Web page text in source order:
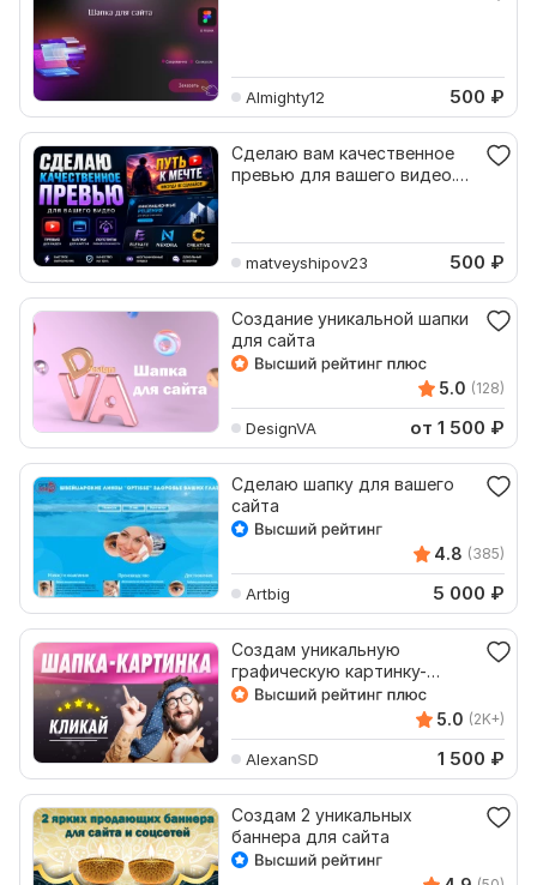
Almighty12 500 ₽
Сделаю вам качественное
превью для вашего видео.
matveyshipov23 500 ₽
Создание уникальной шапки
для сайта
5.0 (128)
DesignVA от 1 500 ₽
Сделаю шапку для вашего
сайта
4.8 (385)
Artbig 5 000 ₽
Создам уникальную
графическую картинку-
шапку для сайта
5.0 (2K+)
AlexanSD 1 500 ₽
Создам 2 уникальных
баннера для сайта